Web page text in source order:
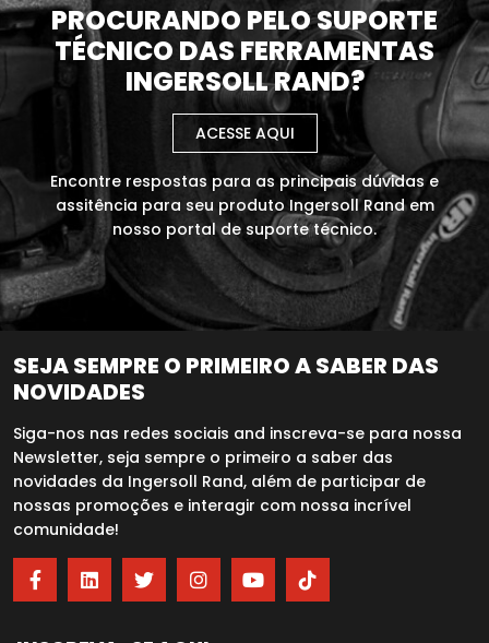
PROCURANDO PELO SUPORTE
TÉCNICO DAS FERRAMENTAS
INGERSOLL RAND?
ACESSE AQUI
Encontre respostas para as principais dúvidas e
assitência para seu produto Ingersoll Rand em
nosso portal de suporte técnico.
SEJA SEMPRE O PRIMEIRO A SABER DAS
NOVIDADES
Siga-nos nas redes sociais and inscreva-se para nossa
Newsletter, seja sempre o primeiro a saber das
novidades da Ingersoll Rand, além de participar de
nossas promoções e interagir com nossa incrível
comunidade!